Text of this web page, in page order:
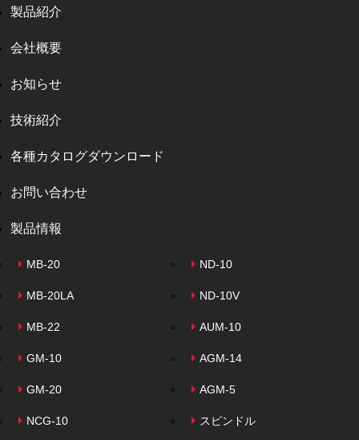
製品紹介
会社概要
お知らせ
技術紹介
各種カタログダウンロード
お問い合わせ
製品情報
MB-20 ND-10
MB-20LA ND-10V
MB-22 AUM-10
GM-10 AGM-14
GM-20 AGM-5
NCG-10 スピンドル